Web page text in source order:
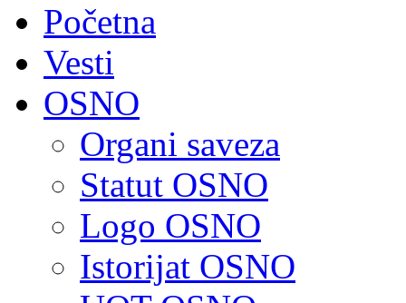
Početna
Vesti
OSNO
Organi saveza
Statut OSNO
Logo OSNO
Istorijat OSNO